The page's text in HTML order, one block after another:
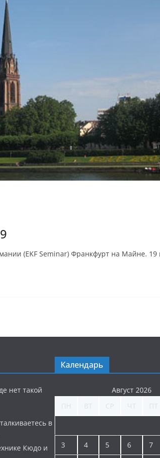
(EKF Seminar) Франкфурт на Майне.
нет такой
в
Кюдо и
Календарь
Август 2026
3 4 5 6 7